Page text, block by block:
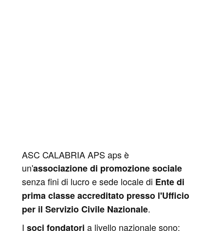
ASC CALABRIA APS aps è
un'associazione di promozione sociale
senza fini di lucro e sede locale di Ente di
prima classe accreditato presso l'Ufficio
per il Servizio Civile Nazionale.
I soci fondatori a livello nazionale sono: